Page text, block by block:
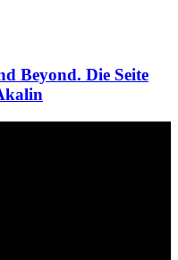
Beyond. Die Seite